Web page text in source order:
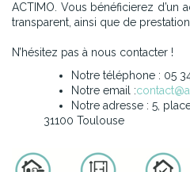
ACTIMO. Vous bénéficierez d’un
transparent, ainsi que de
N’hésitez pas à nous contacter !
Notre téléphone : 05
Notre email :
Notre adresse : 5,
31100 Toulouse